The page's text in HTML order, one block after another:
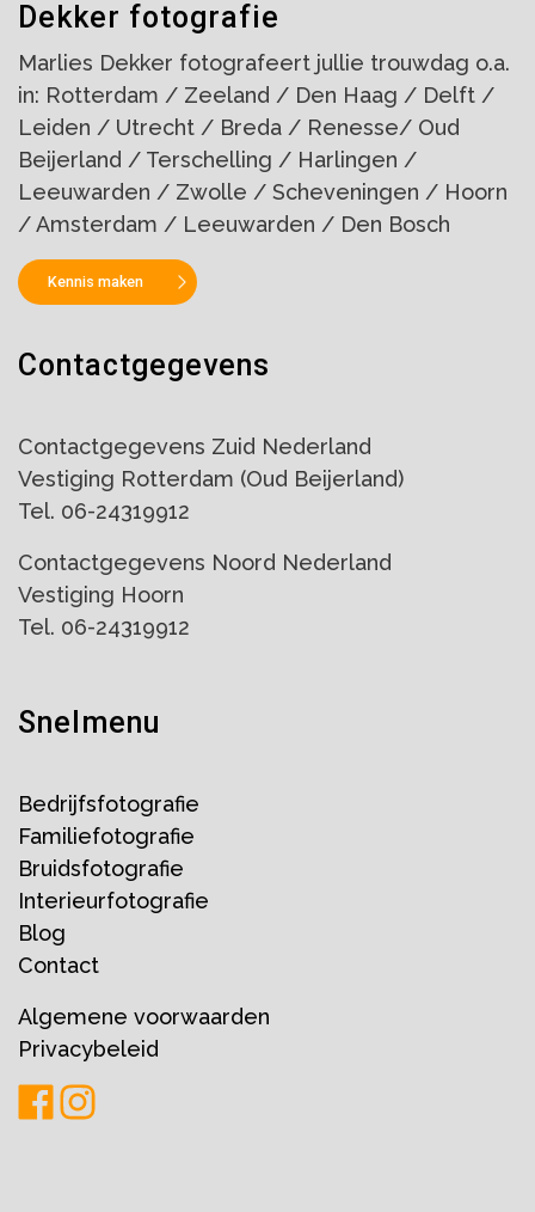
Dekker fotografie
Marlies Dekker fotografeert jullie trouwdag o.a.
in: Rotterdam / Zeeland / Den Haag / Delft /
Leiden / Utrecht / Breda / Renesse/ Oud
Beijerland / Terschelling / Harlingen /
Leeuwarden / Zwolle / Scheveningen / Hoorn
/ Amsterdam / Leeuwarden / Den Bosch
Kennis maken
Contactgegevens
Contactgegevens Zuid Nederland
Vestiging Rotterdam (Oud Beijerland)
Tel. 06-24319912
Contactgegevens Noord Nederland
Vestiging Hoorn
Tel. 06-24319912
Snelmenu
Bedrijfsfotografie
Familiefotografie
Bruidsfotografie
Interieurfotografie
Blog
Contact
Algemene voorwaarden
Privacybeleid